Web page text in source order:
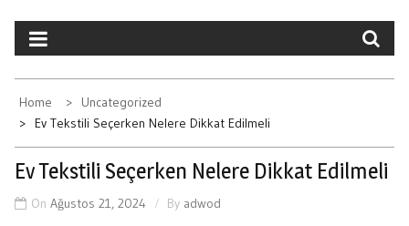
Home
Uncategorized
Ev Tekstili Seçerken Nelere Dikkat Edilmeli
Ev Tekstili Seçerken Nelere Dikkat Edilmeli
On Ağustos 21, 2024 By adwod